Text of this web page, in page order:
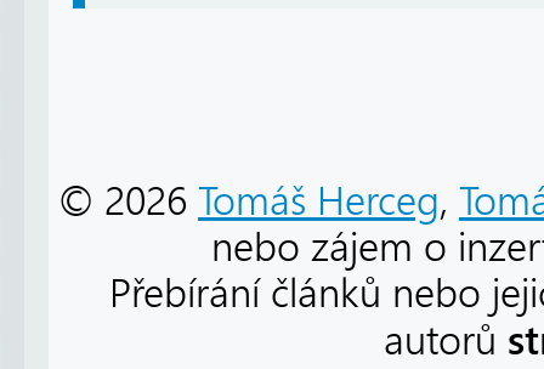
© 2026 Tomáš Herceg,
nebo zájem o
Přebírání článků nebo
autorů